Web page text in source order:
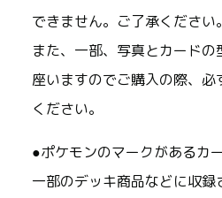
できません。ご了承ください。
また、一部、写真とカード
座いますのでご購入の際、必
ください。
●ポケモンのマークがあるカ
一部のデッキ商品などに収録